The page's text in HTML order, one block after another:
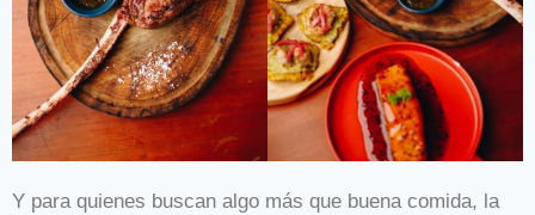
Y para quienes buscan algo más que buena comida, la